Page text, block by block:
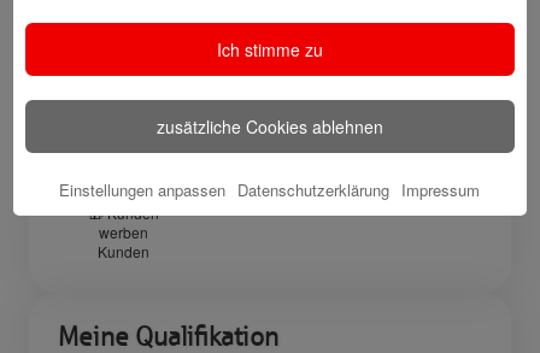
Website
🎊 Haspa-
Veranstaltungen
🎯 Service-
Center
🎁 Kunden
werben
Kunden
Meine Qualifikation
Ich stimme zu
zusätzliche Cookies ablehnen
Einstellungen anpassen Datenschutzerklärung Impressum